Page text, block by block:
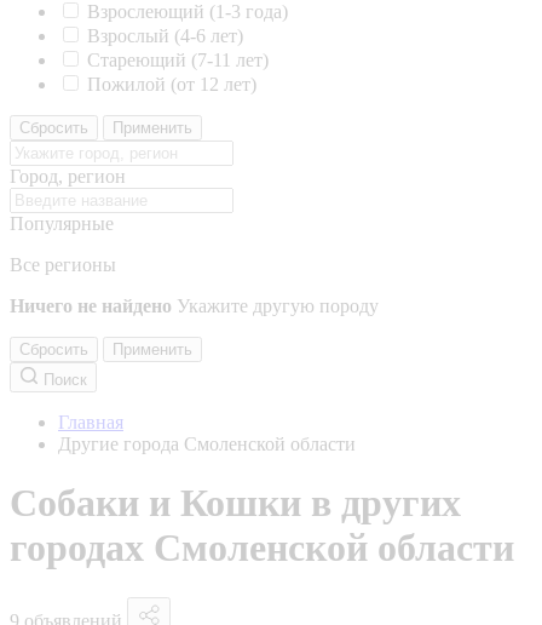
Взрослеющий (1-3 года)
Взрослый (4-6 лет)
Стареющий (7-11 лет)
Пожилой (от 12 лет)
Сбросить Применить
Город, регион
Популярные
Все регионы
Ничего не найдено Укажите другую породу
Сбросить
Применить
Поиск
Главная
Другие города Смоленской области
Собаки и Кошки в других
городах Смоленской области
9 объявлений